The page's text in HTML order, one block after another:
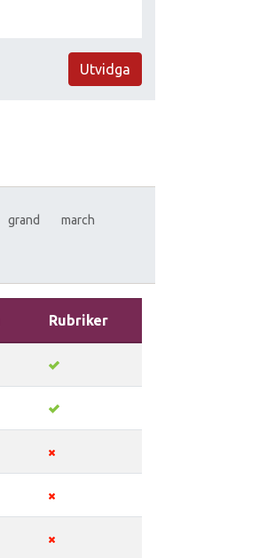
Utvidga
grand
march
Rubriker